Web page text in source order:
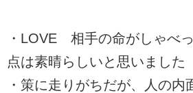
・LOVE 相手の命がしゃべ
点は素晴らしいと思いました
・策に走りがちだが、人の内